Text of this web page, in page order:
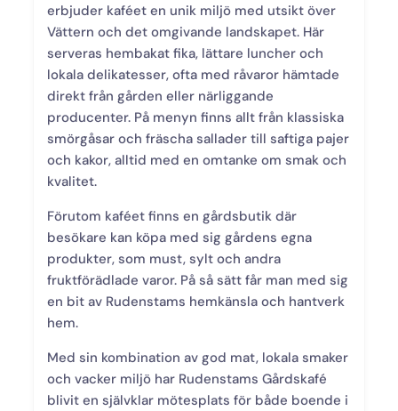
erbjuder kaféet en unik miljö med utsikt över
Vättern och det omgivande landskapet. Här
serveras hembakat fika, lättare luncher och
lokala delikatesser, ofta med råvaror hämtade
direkt från gården eller närliggande
producenter. På menyn finns allt från klassiska
smörgåsar och fräscha sallader till saftiga pajer
och kakor, alltid med en omtanke om smak och
kvalitet.
Förutom kaféet finns en gårdsbutik där
besökare kan köpa med sig gårdens egna
produkter, som must, sylt och andra
fruktförädlade varor. På så sätt får man med sig
en bit av Rudenstams hemkänsla och hantverk
hem.
Med sin kombination av god mat, lokala smaker
och vacker miljö har Rudenstams Gårdskafé
blivit en självklar mötesplats för både boende i